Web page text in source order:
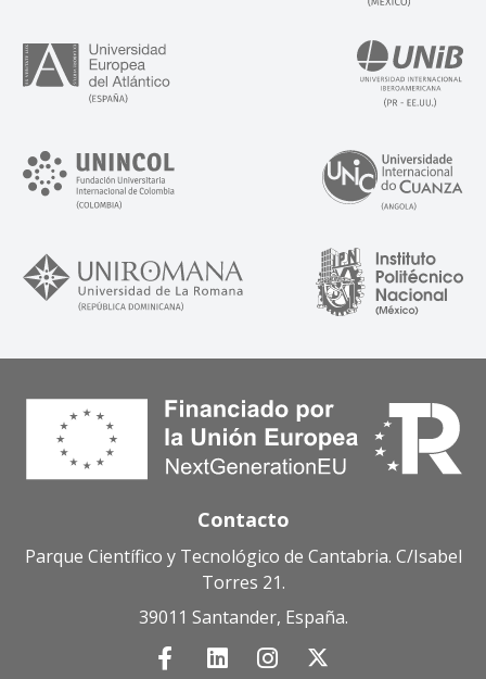
Contacto
Parque Científico y Tecnológico de Cantabria. C/Isabel
Torres 21.
39011 Santander, España.